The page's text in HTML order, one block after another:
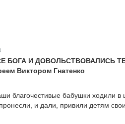
БОГА И ДОВОЛЬСТВОВАЛИСЬ
Виктором Гнатенко
благочестивые бабушки ходили в
и дали, привили детям